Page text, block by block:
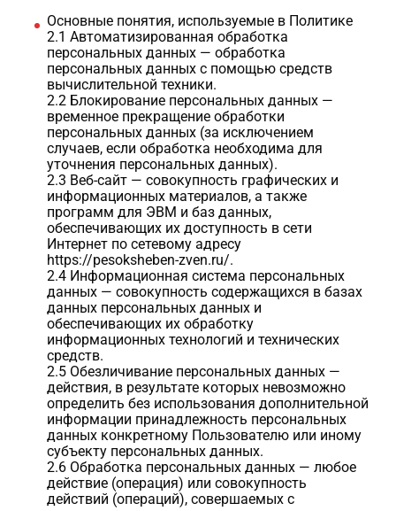
Основные понятия, используемые в Политике
2.1 Автоматизированная обработка
персональных данных — обработка
персональных данных с помощью средств
вычислительной техники.
2.2 Блокирование персональных данных —
временное прекращение обработки
персональных данных (за исключением
случаев, если обработка необходима для
уточнения персональных данных).
2.3 Веб-сайт — совокупность графических и
информационных материалов, а также
программ для ЭВМ и баз данных,
обеспечивающих их доступность в сети
Интернет по сетевому адресу
https://pesoksheben-zven.ru/.
2.4 Информационная система персональных
данных — совокупность содержащихся в базах
данных персональных данных и
обеспечивающих их обработку
информационных технологий и технических
средств.
2.5 Обезличивание персональных данных —
действия, в результате которых невозможно
определить без использования дополнительной
информации принадлежность персональных
данных конкретному Пользователю или иному
субъекту персональных данных.
2.6 Обработка персональных данных — любое
действие (операция) или совокупность
действий (операций), совершаемых с